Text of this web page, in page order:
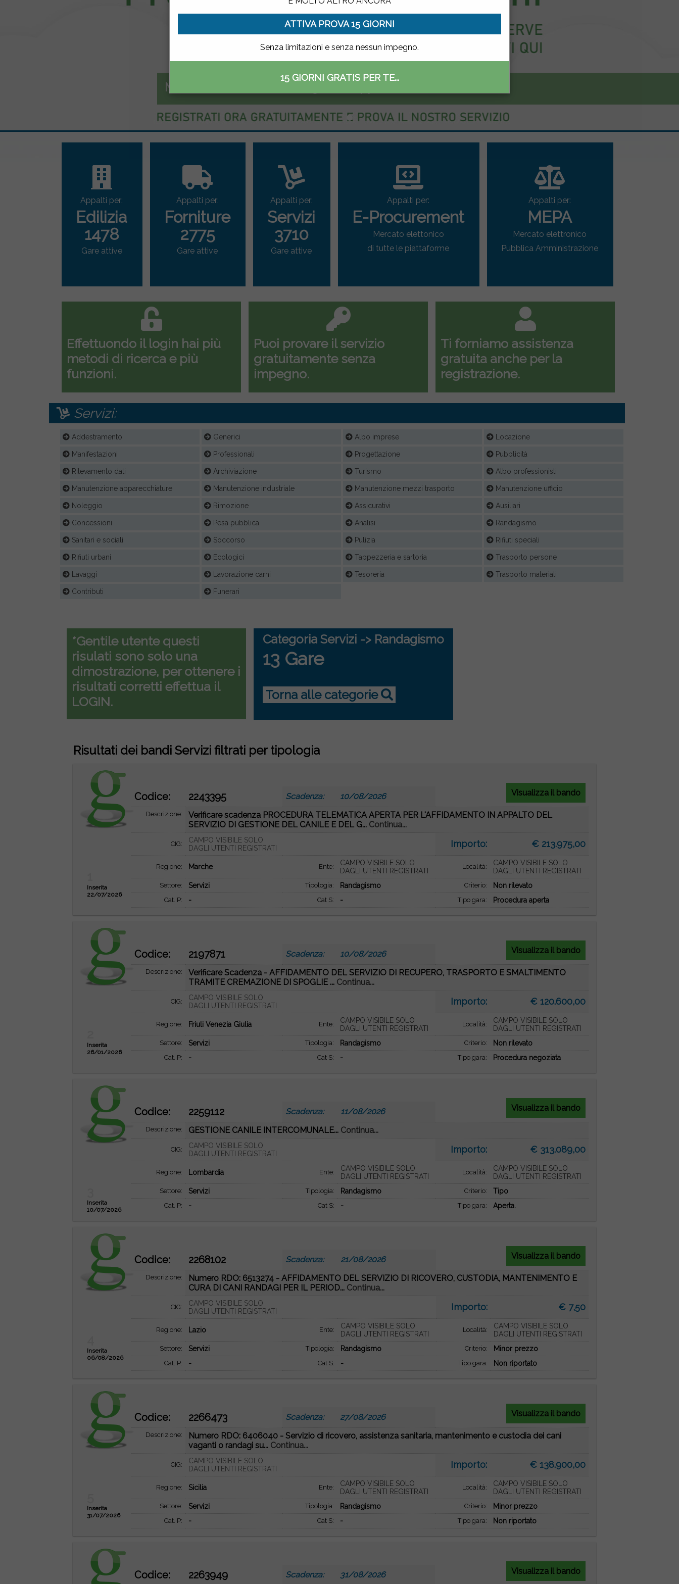
ATTIVA PROVA 15 GIORNI
Senza limitazioni e senza nessun impegno.
15 GIORNI GRATIS PER TE...
Mercato elettronico delle gare di appalto
Appalti per:
Edilizia
1478
Gare attive
Appalti per:
Forniture
2775
Gare attive
Appalti per:
Servizi
3710
Gare attive
Appalti per:
E-Procurement
Mercato elettonico
di tutte le piattaforme
Appalti per:
MEPA
Mercato elettronico
Pubblica Amministrazione
Effettuondo il login hai più
metodi di ricerca e più
funzioni.
Puoi provare il servizio
gratuitamente senza
impegno.
Ti forniamo assistenza
gratuita anche per la
registrazione.
Servizi:
Addestramento Generici Albo imprese Locazione
Manifestazioni Professionali Progettazione Pubblicità
Rilevamento dati Archiviazione Turismo Albo professionisti
Manutenzione apparecchiature Manutenzione industriale Manutenzione mezzi trasporto Manutenzione ufficio
Noleggio Rimozione Assicurativi Ausiliari
Concessioni Pesa pubblica Analisi Randagismo
Sanitari e sociali Soccorso Pulizia Rifiuti speciali
Rifiuti urbani Ecologici Tappezzeria e sartoria Trasporto persone
Lavaggi Lavorazione carni Tesoreria Trasporto materiali
Contributi Funerari
*Gentile utente questi
risulati sono solo una
dimostrazione, per ottenere i
risultati corretti effettua il
LOGIN.
Categoria Servizi -> Randagismo
13 Gare
Torna alle categorie
Risultati dei bandi Servizi filtrati per tipologia
Codice: 2243395 Scadenza: 10/08/2026 Visualizza il bando
Inserita
22/07/2026
Descrizione:
Verificare scadenza PROCEDURA TELEMATICA APERTA PER L'AFFIDAMENTO IN APPALTO DEL
SERVIZIO DI GESTIONE DEL CANILE E DEL G... Continua...
CIG:
CAMPO VISIBILE SOLO
DAGLI UTENTI REGISTRATI
Importo: € 213.975,00
Regione: Marche Ente:
CAMPO VISIBILE SOLO
DAGLI UTENTI REGISTRATI
Località:
CAMPO VISIBILE SOLO
DAGLI UTENTI REGISTRATI
Settore: Servizi Tipologia: Randagismo Criterio: Non rilevato
Cat. P: - Cat S: - Tipo gara: Procedura aperta
Codice: 2197871 Scadenza: 10/08/2026 Visualizza il bando
Inserita
26/01/2026
Descrizione:
Verificare Scadenza - AFFIDAMENTO DEL SERVIZIO DI RECUPERO, TRASPORTO E SMALTIMENTO
TRAMITE CREMAZIONE DI SPOGLIE ... Continua...
CIG:
CAMPO VISIBILE SOLO
DAGLI UTENTI REGISTRATI
Importo: € 120.600,00
Regione: Friuli Venezia Giulia Ente:
CAMPO VISIBILE SOLO
DAGLI UTENTI REGISTRATI
Località:
CAMPO VISIBILE SOLO
DAGLI UTENTI REGISTRATI
Settore: Servizi Tipologia: Randagismo Criterio: Non rilevato
Cat. P: - Cat S: - Tipo gara: Procedura negoziata
Codice: 2259112 Scadenza: 11/08/2026 Visualizza il bando
Inserita
10/07/2026
Descrizione: GESTIONE CANILE INTERCOMUNALE... Continua...
CIG:
CAMPO VISIBILE SOLO
DAGLI UTENTI REGISTRATI
Importo: € 313.089,00
Regione: Lombardia Ente:
CAMPO VISIBILE SOLO
DAGLI UTENTI REGISTRATI
Località:
CAMPO VISIBILE SOLO
DAGLI UTENTI REGISTRATI
Settore: Servizi Tipologia: Randagismo Criterio: Tipo
Cat. P: - Cat S: - Tipo gara: Aperta.
Codice: 2268102 Scadenza: 21/08/2026 Visualizza il bando
Inserita
06/08/2026
Descrizione:
Numero RDO: 6513274 - AFFIDAMENTO DEL SERVIZIO DI RICOVERO, CUSTODIA, MANTENIMENTO E
CURA DI CANI RANDAGI PER IL PERIOD... Continua...
CIG:
CAMPO VISIBILE SOLO
DAGLI UTENTI REGISTRATI
Importo: € 7,50
Regione: Lazio Ente:
CAMPO VISIBILE SOLO
DAGLI UTENTI REGISTRATI
Località:
CAMPO VISIBILE SOLO
DAGLI UTENTI REGISTRATI
Settore: Servizi Tipologia: Randagismo Criterio: Minor prezzo
Cat. P: - Cat S: - Tipo gara: Non riportato
Codice: 2266473 Scadenza: 27/08/2026 Visualizza il bando
Inserita
31/07/2026
Descrizione:
Numero RDO: 6406040 - Servizio di ricovero, assistenza sanitaria, mantenimento e custodia dei cani
vaganti o randagi su... Continua...
CIG:
CAMPO VISIBILE SOLO
DAGLI UTENTI REGISTRATI
Importo: € 138.900,00
Regione: Sicilia Ente:
CAMPO VISIBILE SOLO
DAGLI UTENTI REGISTRATI
Località:
CAMPO VISIBILE SOLO
DAGLI UTENTI REGISTRATI
Settore: Servizi Tipologia: Randagismo Criterio: Minor prezzo
Cat. P: - Cat S: - Tipo gara: Non riportato
Codice: 2263949 Scadenza: 31/08/2026 Visualizza il bando